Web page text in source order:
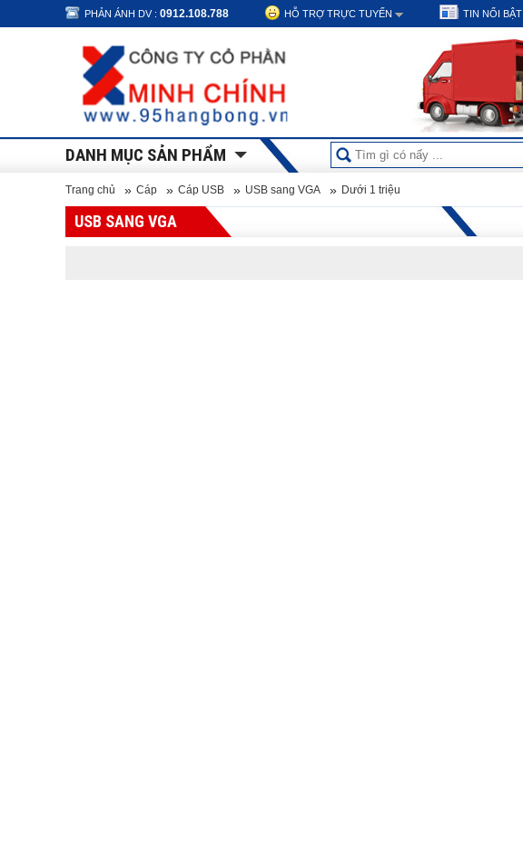
PHẢN ÁNH DV : 0912.108.788 HỖ TRỢ TRỰC TUYẾN TIN NỔI BẬT
DANH MỤC SẢN PHẨM
Trang chủ » Cáp » Cáp USB » USB sang VGA » Dưới 1 triệu
USB SANG VGA